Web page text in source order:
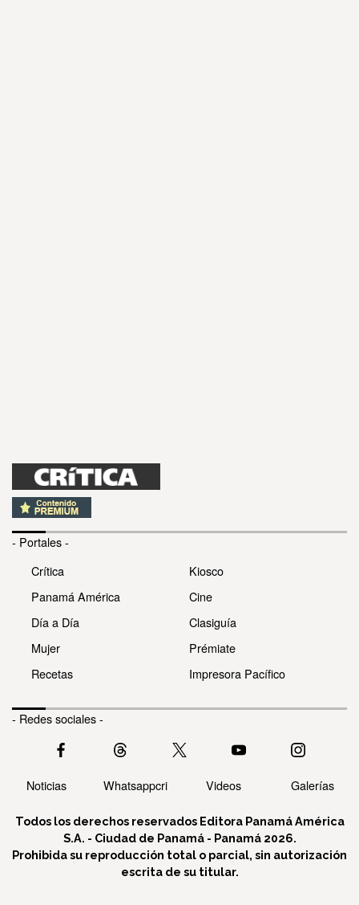
- Portales -
Crítica
Panamá América
Día a Día
Mujer
Recetas
Kiosco
Cine
Clasiguía
Prémiate
Impresora Pacífico
- Redes sociales -
Noticias Whatsappcri Videos Galerías
Todos los derechos reservados Editora Panamá América
S.A. - Ciudad de Panamá - Panamá 2026.
Prohibida su reproducción total o parcial, sin autorización
escrita de su titular.